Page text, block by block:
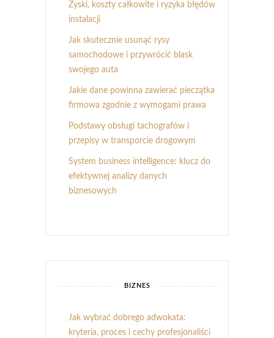
Zyski, koszty całkowite i ryzyka błędów
instalacji
Jak skutecznie usunąć rysy
samochodowe i przywrócić blask
swojego auta
Jakie dane powinna zawierać pieczątka
firmowa zgodnie z wymogami prawa
Podstawy obsługi tachografów i
przepisy w transporcie drogowym
System business intelligence: klucz do
efektywnej analizy danych
biznesowych
BIZNES
Jak wybrać dobrego adwokata:
kryteria, proces i cechy profesjonaliści